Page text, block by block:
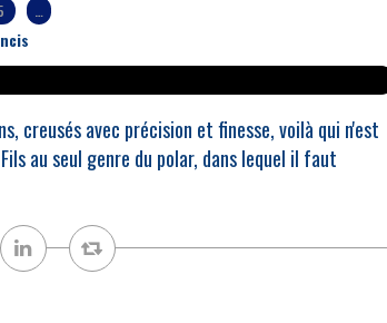
creusés avec précision et finesse, voilà qui n'est
au seul genre du polar, dans lequel il faut